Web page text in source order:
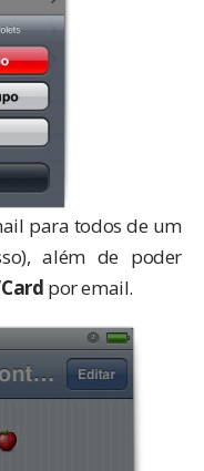
para todos de um
além de poder
por email.